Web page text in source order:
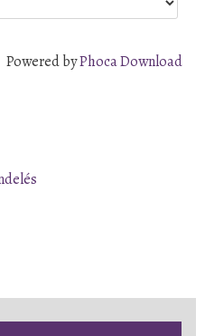
Powered byPhoca Download